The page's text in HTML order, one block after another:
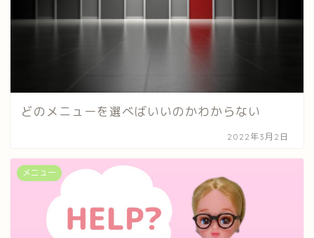
どのメニューを選べばいいのかわからない
2022年3月2日
メニュー